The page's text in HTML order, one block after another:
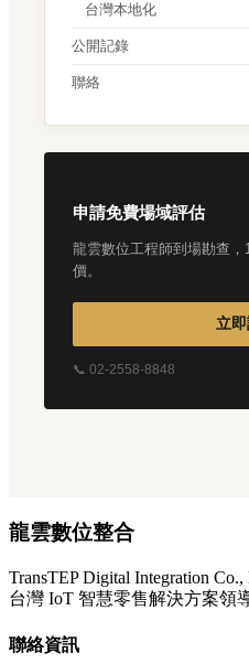
台灣本地化
公開記錄
聯絡
申請免費場域評估
龍雲數位工程師到場勘查
價。
立
📞 02-2558-8848
龍雲數位整合
TransTEP Digital Integration Co.,
台灣 IoT 智慧零售解決方案領
聯絡資訊